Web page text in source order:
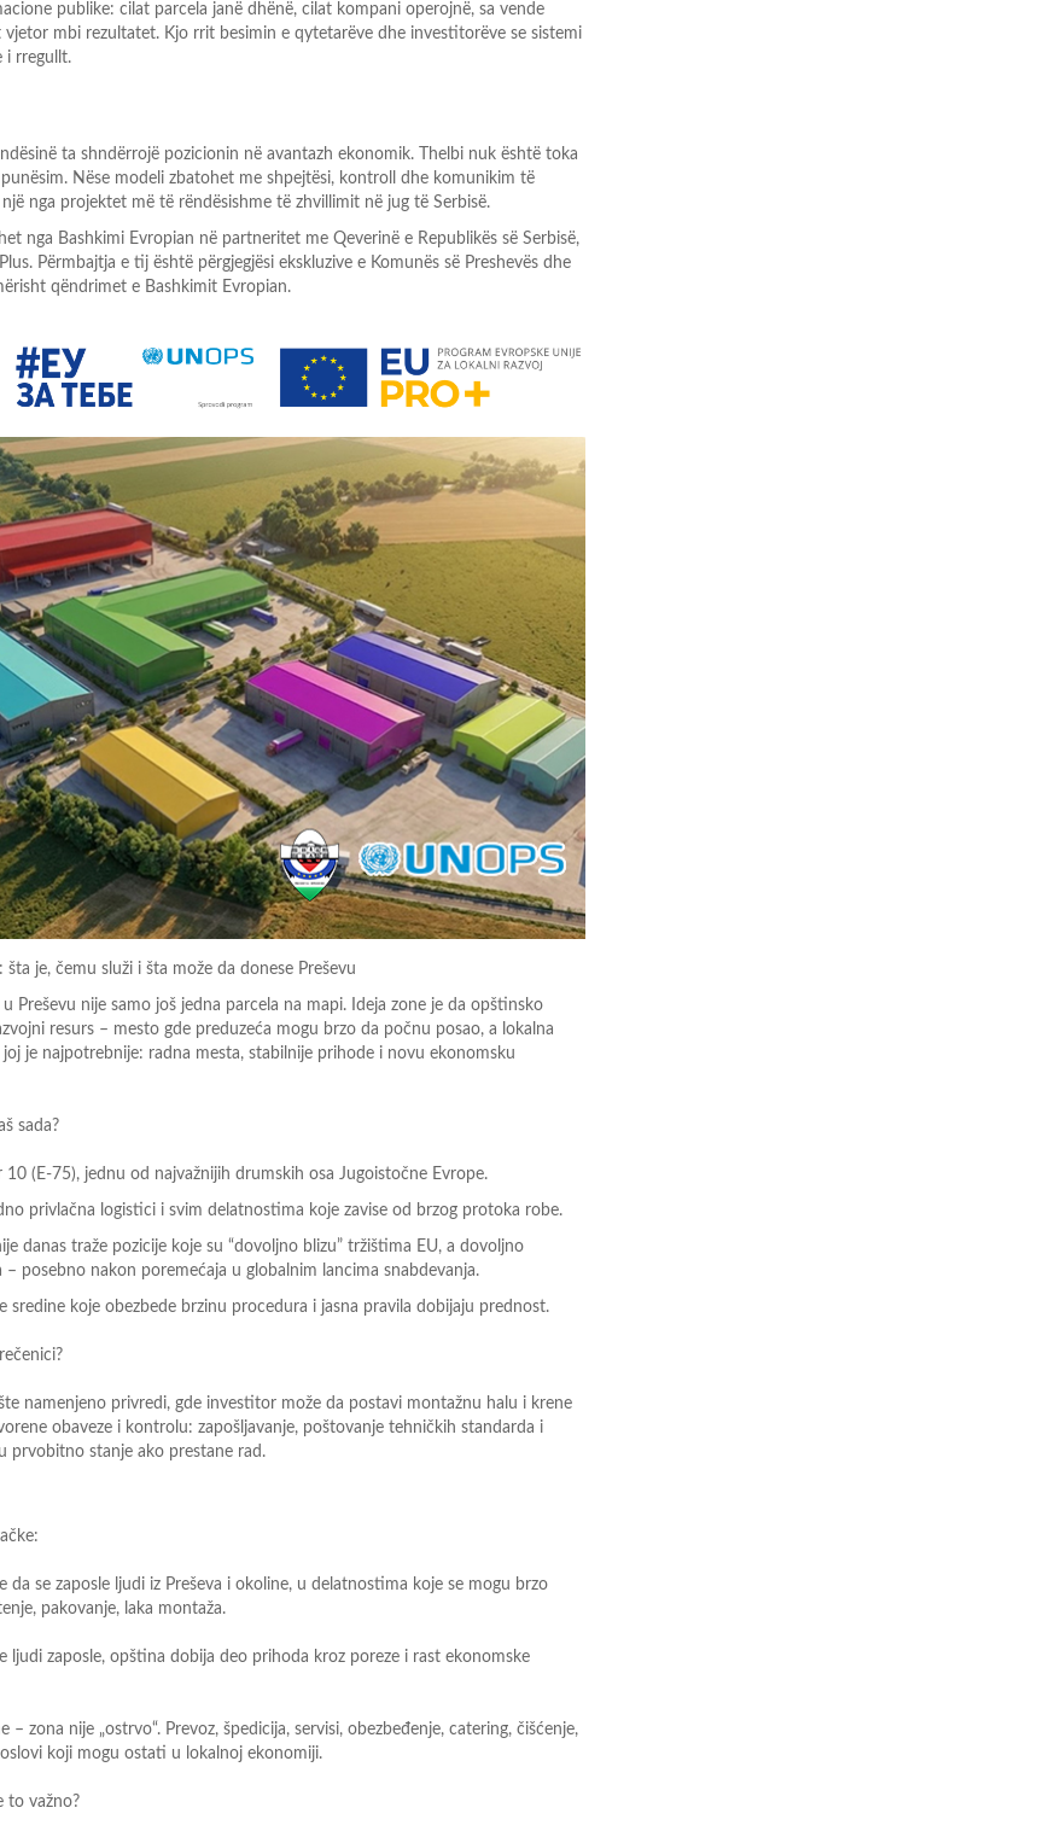
publike: cilat parcela janë dhënë, cilat kompani operojnë, sa vende
vjetor mbi rezultatet. Kjo rrit besimin e qytetarëve dhe investitorëve se sistemi
i rregullt.
ta shndërrojë pozicionin në avantazh ekonomik.
Thelbi nuk është toka
Nëse modeli zbatohet me shpejtësi, kontroll dhe komunikim të
nga projektet më të rëndësishme të zhvillimit në jug të Serbisë.
nga Bashkimi Evropian në partneritet me Qeverinë e Republikës së Serbisë,
Përmbajtja e tij është përgjegjësi ekskluzive e Komunës së Preshevës dhe
qëndrimet e Bashkimit Evropian.
šta je, čemu služi i šta može da donese Preševu
u Preševu nije samo još jedna parcela na mapi. Ideja zone je da opštinsko
resurs – mesto gde preduzeća mogu brzo da počnu posao, a lokalna
je najpotrebnije: radna mesta, stabilnije prihode i novu ekonomsku
sada?
10 (E-75), jednu od najvažnijih drumskih osa Jugoistočne Evrope.
privlačna logistici i svim delatnostima koje zavise od brzog protoka robe.
danas traže pozicije koje su “dovoljno blizu” tržištima EU, a dovoljno
– posebno nakon poremećaja u globalnim lancima snabdevanja.
sredine koje obezbede brzinu procedura i jasna pravila dobijaju prednost.
namenjeno privredi, gde investitor može da postavi montažnu halu i krene
obaveze i kontrolu: zapošljavanje, poštovanje tehničkih standarda i
prvobitno stanje ako prestane rad.
da se zaposle ljudi iz Preševa i okoline, u delatnostima koje se mogu brzo
pakovanje, laka montaža.
ljudi zaposle, opština dobija deo prihoda kroz poreze i rast ekonomske
– zona nije „ostrvo“. Prevoz, špedicija, servisi, obezbeđenje, catering, čišćenje,
koji mogu ostati u lokalnoj ekonomiji.
to važno?